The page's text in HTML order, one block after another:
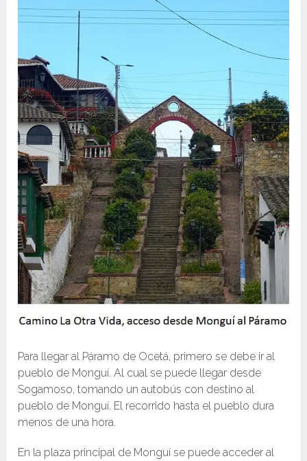
Para llegar al Páramo de Ocetá, primero se debe ir al
pueblo de Monguí. Al cual se puede llegar desde
Sogamoso, tomando un autobús con destino al
pueblo de Monguí. El recorrido hasta el pueblo dura
menos de una hora.
En la plaza principal de Monguí se puede acceder al